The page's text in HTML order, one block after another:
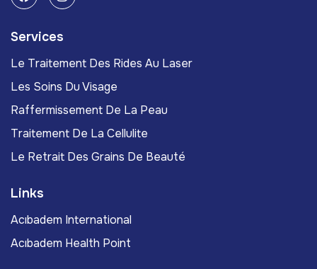
Services
Le Traitement Des Rides Au Laser
Les Soins Du Visage
Raffermissement De La Peau
Traitement De La Cellulite
Le Retrait Des Grains De Beauté
Links
Acıbadem International
Acıbadem Health Point